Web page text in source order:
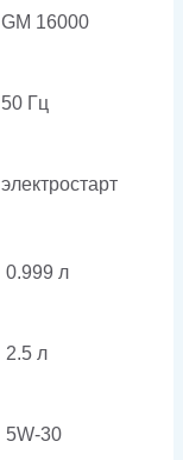
GM 16000
50 Гц
электростарт
0.999 л
2.5 л
5W-30